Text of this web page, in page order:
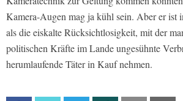
Kamera-Augen mag ja kühl sein. Aber er ist
als die eiskalte Rücksichtlosigkeit, mit der
politischen Kräfte im Lande ungesühnte
herumlaufende Täter in Kauf nehmen.